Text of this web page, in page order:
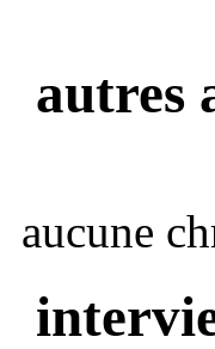
autres
aucune